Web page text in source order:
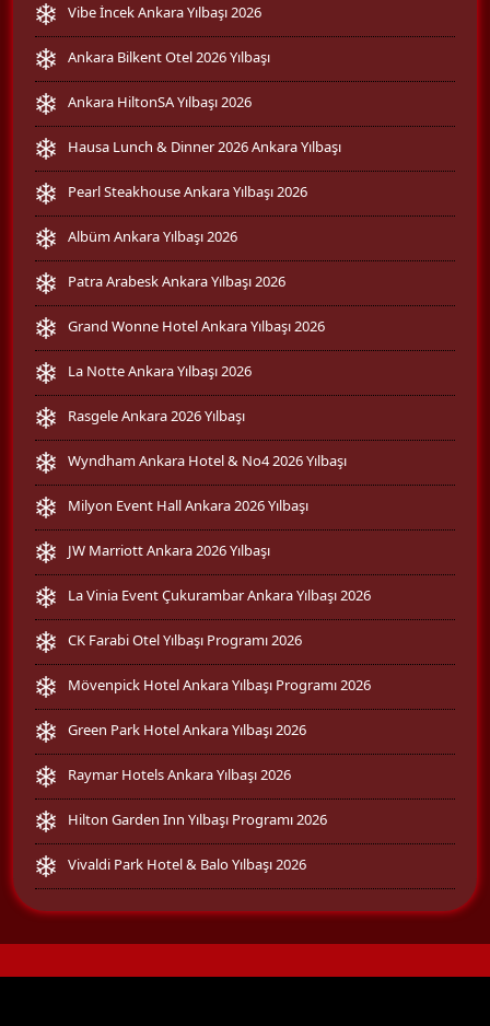
Vibe İncek Ankara Yılbaşı 2026
Ankara Bilkent Otel 2026 Yılbaşı
Ankara HiltonSA Yılbaşı 2026
Hausa Lunch & Dinner 2026 Ankara Yılbaşı
Pearl Steakhouse Ankara Yılbaşı 2026
Albüm Ankara Yılbaşı 2026
Patra Arabesk Ankara Yılbaşı 2026
Grand Wonne Hotel Ankara Yılbaşı 2026
La Notte Ankara Yılbaşı 2026
Rasgele Ankara 2026 Yılbaşı
Wyndham Ankara Hotel & No4 2026 Yılbaşı
Milyon Event Hall Ankara 2026 Yılbaşı
JW Marriott Ankara 2026 Yılbaşı
La Vinia Event Çukurambar Ankara Yılbaşı 2026
CK Farabi Otel Yılbaşı Programı 2026
Mövenpick Hotel Ankara Yılbaşı Programı 2026
Green Park Hotel Ankara Yılbaşı 2026
Raymar Hotels Ankara Yılbaşı 2026
Hilton Garden Inn Yılbaşı Programı 2026
Vivaldi Park Hotel & Balo Yılbaşı 2026